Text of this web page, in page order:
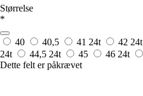
Størrelse
*
40 40,5 41 24t 42 24t
24t
44,5 24t 45 46 24t
Dette felt er påkrævet